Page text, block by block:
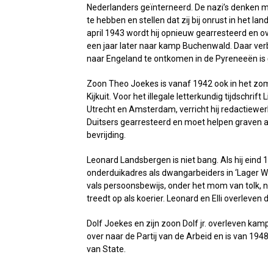
Nederlanders geïnterneerd. De nazi’s
te hebben en stellen dat zij bij onrust in het
april 1943 wordt hij opnieuw gearresteerd en
een jaar later naar kamp Buchenwald. Daar
naar Engeland te ontkomen in de Pyreneeën is
Zoon Theo Joekes is vanaf 1942 ook in het
Kijkuit. Voor het illegale letterkundig tijdschrift
Utrecht en Amsterdam, verricht hij
Duitsers gearresteerd en moet helpen graven
bevrijding.
Leonard Landsbergen is niet bang. Als hij
onderduikadres als dwangarbeiders in ‘Lager
vals persoonsbewijs, onder het mom van tolk,
treedt op als koerier. Leonard en Elli overleven
Dolf Joekes en zijn zoon Dolf jr. overleven
over naar de Partij van de Arbeid en is van
van State.